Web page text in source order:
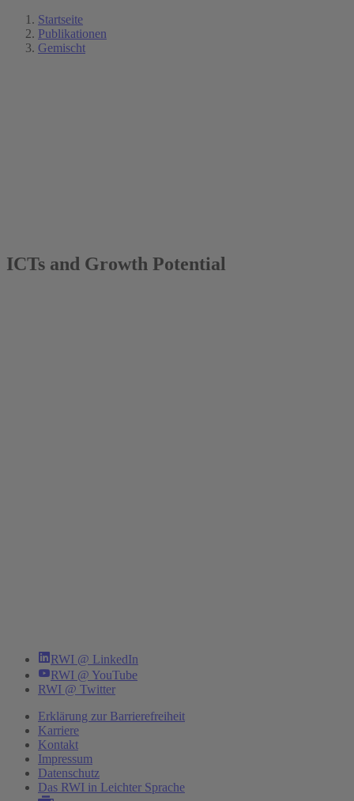
Startseite
Publikationen
Gemischt
ICTs and Growth Potential
RWI @ LinkedIn
RWI @ YouTube
RWI @ Twitter
Erklärung zur Barrierefreiheit
Karriere
Kontakt
Impressum
Datenschutz
Das RWI in Leichter Sprache